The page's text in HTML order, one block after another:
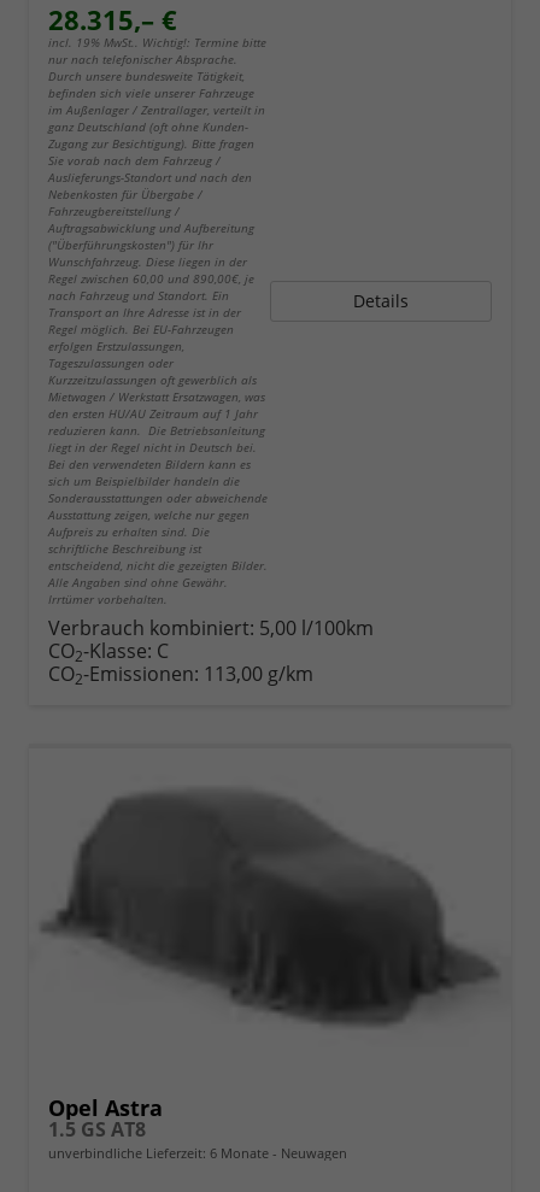
28.315,– €
incl. 19% MwSt.. Wichtig!: Termine bitte
nur nach telefonischer Absprache.
Durch unsere bundesweite Tätigkeit,
befinden sich viele unserer Fahrzeuge
im Außenlager / Zentrallager, verteilt in
ganz Deutschland (oft ohne Kunden-
Zugang zur Besichtigung). Bitte fragen
Sie vorab nach dem Fahrzeug /
Auslieferungs-Standort und nach den
Nebenkosten für Übergabe /
Fahrzeugbereitstellung /
Auftragsabwicklung und Aufbereitung
("Überführungskosten") für Ihr
Wunschfahrzeug. Diese liegen in der
Regel zwischen 60,00 und 890,00€, je
nach Fahrzeug und Standort. Ein
Transport an Ihre Adresse ist in der
Regel möglich. Bei EU-Fahrzeugen
erfolgen Erstzulassungen,
Tageszulassungen oder
Kurzzeitzulassungen oft gewerblich als
Mietwagen / Werkstatt Ersatzwagen, was
den ersten HU/AU Zeitraum auf 1 Jahr
reduzieren kann. Die Betriebsanleitung
liegt in der Regel nicht in Deutsch bei.
Bei den verwendeten Bildern kann es
sich um Beispielbilder handeln die
Sonderausstattungen oder abweichende
Ausstattung zeigen, welche nur gegen
Aufpreis zu erhalten sind. Die
schriftliche Beschreibung ist
entscheidend, nicht die gezeigten Bilder.
Alle Angaben sind ohne Gewähr.
Irrtümer vorbehalten.
Details
Verbrauch kombiniert: 5,00 l/100km
CO2-Klasse: C
CO2-Emissionen: 113,00 g/km
Opel Astra
1.5 GS AT8
unverbindliche Lieferzeit: 6 Monate Neuwagen